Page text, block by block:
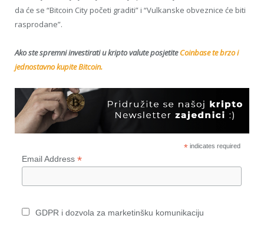
da će se “Bitcoin City početi graditi” i “Vulkanske obveznice će biti
rasprodane”.
Ako ste spremni investirati u kripto valute posjetiteCoinbase te brzo i
jednostavno kupite Bitcoin.
*indicates required
Email Address *
GDPR i dozvola za marketinšku komunikaciju